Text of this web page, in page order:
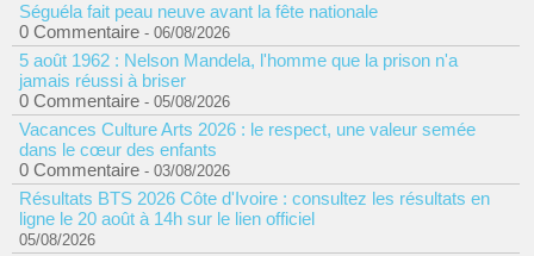
Séguéla fait peau neuve avant la fête nationale
0 Commentaire - 06/08/2026
5 août 1962 : Nelson Mandela, l'homme que la prison n'a
jamais réussi à briser
0 Commentaire - 05/08/2026
Vacances Culture Arts 2026 : le respect, une valeur semée
dans le cœur des enfants
0 Commentaire - 03/08/2026
Résultats BTS 2026 Côte d'Ivoire : consultez les résultats en
ligne le 20 août à 14h sur le lien officiel
05/08/2026